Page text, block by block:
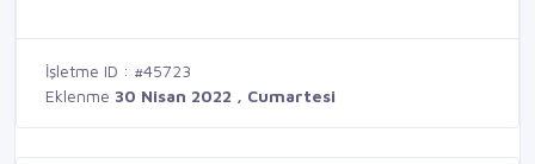
İşletme ID : #45723
Eklenme 30 Nisan 2022 , Cumartesi